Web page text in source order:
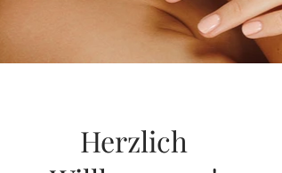
Herzlich